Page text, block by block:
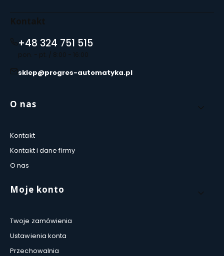
Kontakt
+48 324 751 515
pon. - pt. / 8:00 - 16:00
sklep@progres-automatyka.pl
Linki w stopce
O nas
Kontakt
Kontakt i dane firmy
O nas
Moje konto
Twoje zamówienia
Ustawienia konta
Przechowalnia